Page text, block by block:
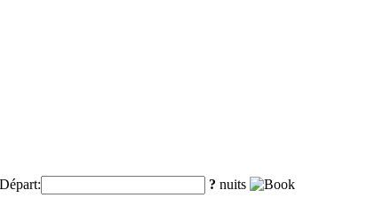
Départ: ? nuits